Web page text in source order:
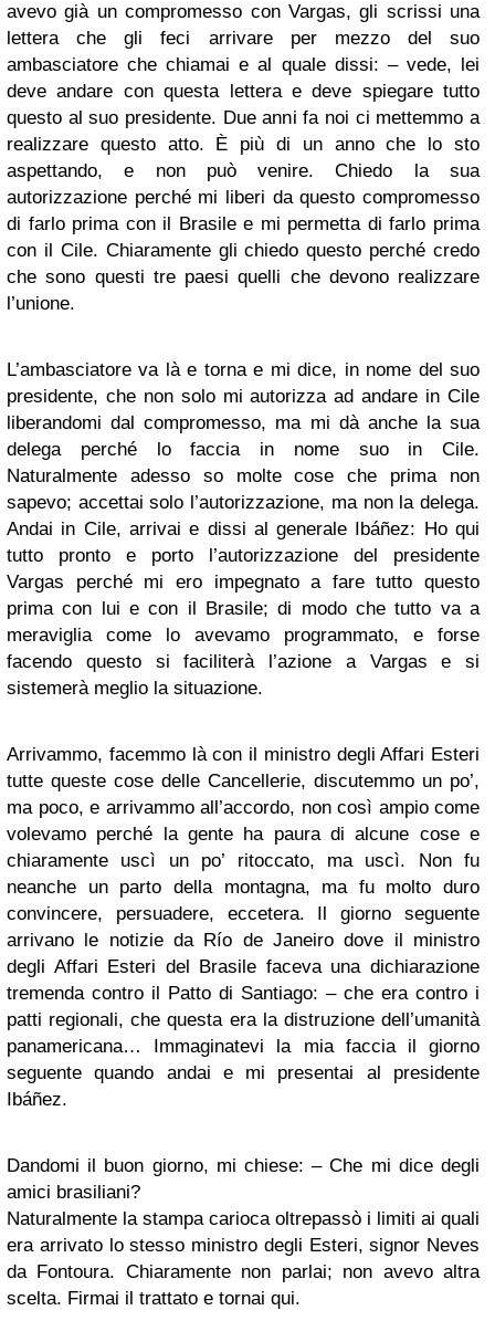
avevo già un compromesso con Vargas, gli scrissi una
lettera che gli feci arrivare per mezzo del suo
ambasciatore che chiamai e al quale dissi: – vede, lei
deve andare con questa lettera e deve spiegare tutto
questo al suo presidente. Due anni fa noi ci mettemmo a
realizzare questo atto. È più di un anno che lo sto
aspettando, e non può venire. Chiedo la sua
autorizzazione perché mi liberi da questo compromesso
di farlo prima con il Brasile e mi permetta di farlo prima
con il Cile. Chiaramente gli chiedo questo perché credo
che sono questi tre paesi quelli che devono realizzare
l’unione.
L’ambasciatore va là e torna e mi dice, in nome del suo
presidente, che non solo mi autorizza ad andare in Cile
liberandomi dal compromesso, ma mi dà anche la sua
delega perché lo faccia in nome suo in Cile.
Naturalmente adesso so molte cose che prima non
sapevo; accettai solo l’autorizzazione, ma non la delega.
Andai in Cile, arrivai e dissi al generale Ibáñez: Ho qui
tutto pronto e porto l’autorizzazione del presidente
Vargas perché mi ero impegnato a fare tutto questo
prima con lui e con il Brasile; di modo che tutto va a
meraviglia come lo avevamo programmato, e forse
facendo questo si faciliterà l’azione a Vargas e si
sistemerà meglio la situazione.
Arrivammo, facemmo là con il ministro degli Affari Esteri
tutte queste cose delle Cancellerie, discutemmo un po’,
ma poco, e arrivammo all’accordo, non così ampio come
volevamo perché la gente ha paura di alcune cose e
chiaramente uscì un po’ ritoccato, ma uscì. Non fu
neanche un parto della montagna, ma fu molto duro
convincere, persuadere, eccetera. Il giorno seguente
arrivano le notizie da Río de Janeiro dove il ministro
degli Affari Esteri del Brasile faceva una dichiarazione
tremenda contro il Patto di Santiago: – che era contro i
patti regionali, che questa era la distruzione dell’umanità
panamericana… Immaginatevi la mia faccia il giorno
seguente quando andai e mi presentai al presidente
Ibáñez.
Dandomi il buon giorno, mi chiese: – Che mi dice degli
amici brasiliani?
Naturalmente la stampa carioca oltrepassò i limiti ai quali
era arrivato lo stesso ministro degli Esteri, signor Neves
da Fontoura. Chiaramente non parlai; non avevo altra
scelta. Firmai il trattato e tornai qui.